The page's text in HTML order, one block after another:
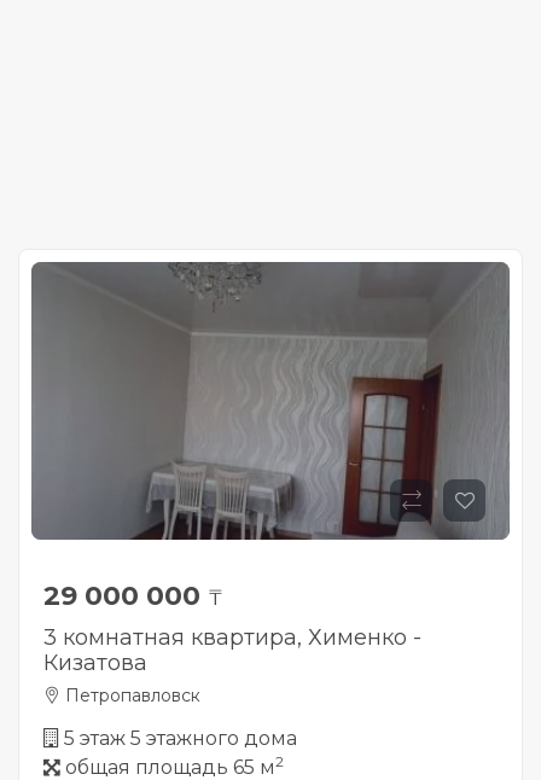
29 000 000 ₸
3 комнатная квартира, Хименко -
Кизатова
Петропавловск
5 этаж 5 этажного дома
общая площадь 65 м2